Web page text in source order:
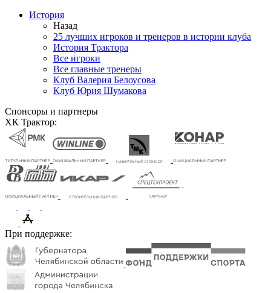
История
Назад
25 лучших игроков и тренеров в истории клуба
История Трактора
Все игроки
Все главные тренеры
Клуб Валерия Белоусова
Клуб Юрия Шумакова
Спонсоры и партнеры
ХК Трактор:
При поддержке: